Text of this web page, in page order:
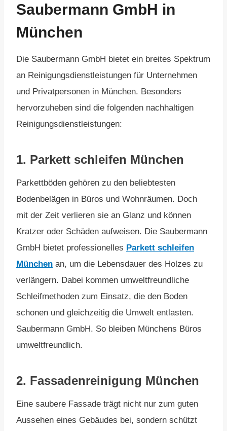
Saubermann GmbH in
München
Die Saubermann GmbH bietet ein breites Spektrum
an Reinigungsdienstleistungen für Unternehmen
und Privatpersonen in München. Besonders
hervorzuheben sind die folgenden nachhaltigen
Reinigungsdienstleistungen:
1. Parkett schleifen München
Parkettböden gehören zu den beliebtesten
Bodenbelägen in Büros und Wohnräumen. Doch
mit der Zeit verlieren sie an Glanz und können
Kratzer oder Schäden aufweisen. Die Saubermann
GmbH bietet professionelles Parkett schleifen
München an, um die Lebensdauer des Holzes zu
verlängern. Dabei kommen umweltfreundliche
Schleifmethoden zum Einsatz, die den Boden
schonen und gleichzeitig die Umwelt entlasten.
Saubermann GmbH. So bleiben Münchens Büros
umweltfreundlich.
2. Fassadenreinigung München
Eine saubere Fassade trägt nicht nur zum guten
Aussehen eines Gebäudes bei, sondern schützt